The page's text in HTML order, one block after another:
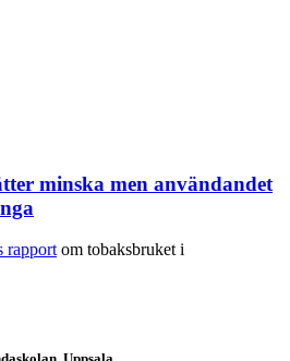
minska men användandet
rapport om tobaksbruket i